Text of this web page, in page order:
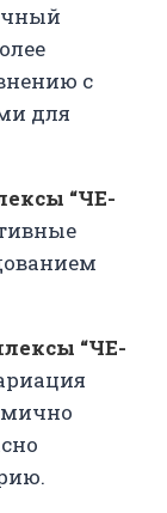
с
для
“ЧЕ-
“ЧЕ-